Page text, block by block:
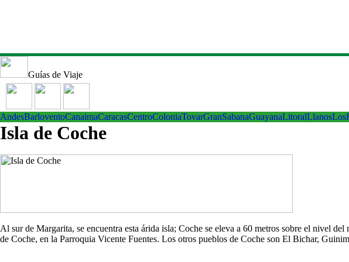
Guías de Viaje
AndesBarloventoCanaimaCaracasCentroColoniaTovarGranSabanaGuayanaLitoralLlanos
Isla de Coche
Al sur de Margarita, se encuentra esta árida isla; Coche se eleva a 60 metros sobre el nivel
de Coche, en la Parroquia Vicente Fuentes. Los otros pueblos de Coche son El Bichar,